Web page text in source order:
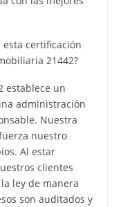
esta certificación
21442?
establece un
administración
Nuestra
nuestro
Al estar
clientes
ley de manera
son auditados y